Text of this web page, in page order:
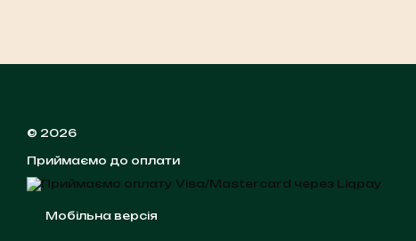
© 2026
Приймаємо до оплати
Мобільна версія